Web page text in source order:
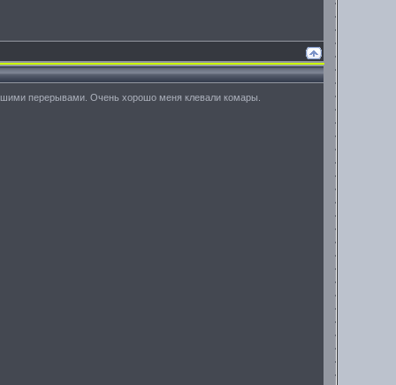
перерывами. Очень хорошо меня клевали комары.